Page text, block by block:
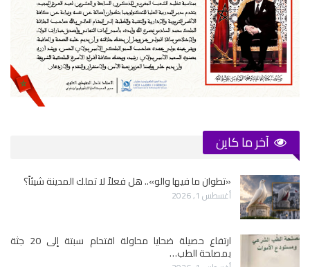
آخر ما كاين
«تطوان ما فيها والو».. هل فعلاً لا تملك المدينة شيئاً؟
أغسطس 1, 2026
ارتفاع حصيلة ضحايا محاولة اقتحام سبتة إلى 20 جثة
بمصلحة الطب…